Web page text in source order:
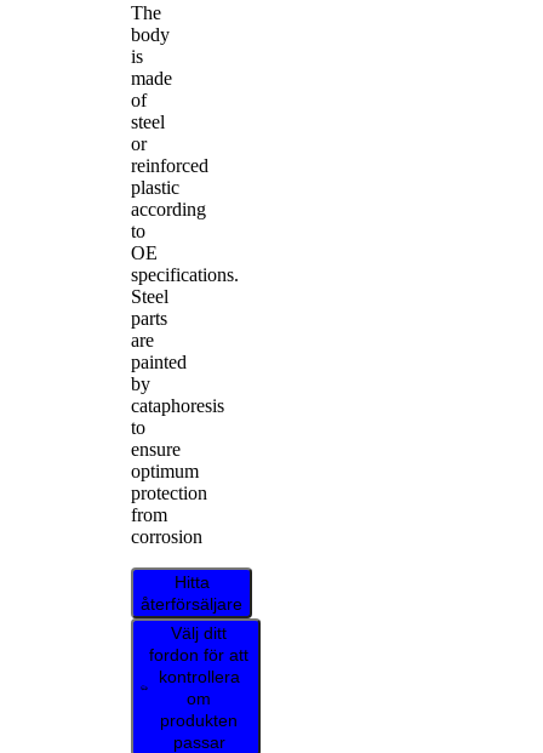
The
body
is
made
of
steel
or
reinforced
plastic
according
to
OE
specifications.
Steel
parts
are
painted
by
cataphoresis
to
ensure
optimum
protection
from
corrosion
Hitta
återförsäljare
Välj ditt
fordon för att
kontrollera
om
produkten
passar